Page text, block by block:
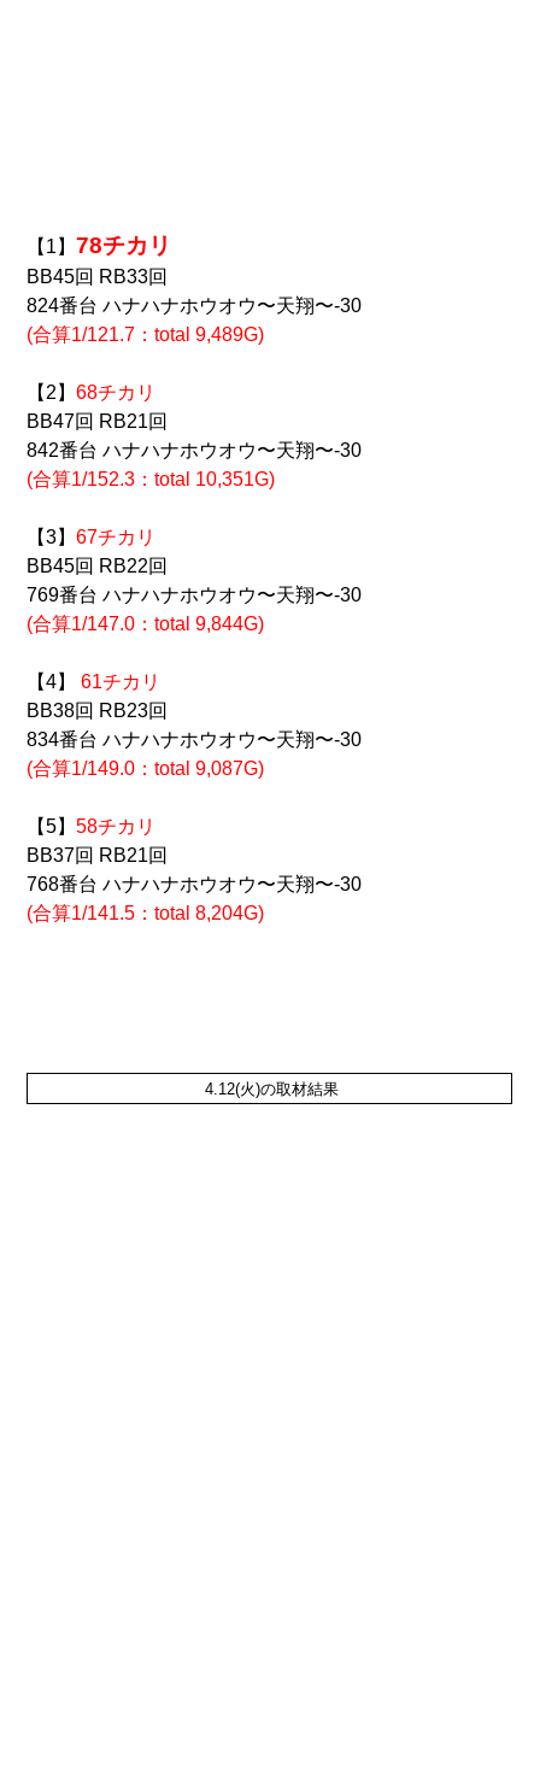
【1】78チカリ
BB45回 RB33回
824番台 ハナハナホウオウ〜天翔〜-30
(合算1/121.7：total 9,489G)
【2】68チカリ
BB47回 RB21回
842番台 ハナハナホウオウ〜天翔〜-30
(合算1/152.3：total 10,351G)
【3】67チカリ
BB45回 RB22回
769番台 ハナハナホウオウ〜天翔〜-30
(合算1/147.0：total 9,844G)
【4】61チカリ
BB38回 RB23回
834番台 ハナハナホウオウ〜天翔〜-30
(合算1/149.0：total 9,087G)
【5】58チカリ
BB37回 RB21回
768番台 ハナハナホウオウ〜天翔〜-30
(合算1/141.5：total 8,204G)
4.12(火)の取材結果